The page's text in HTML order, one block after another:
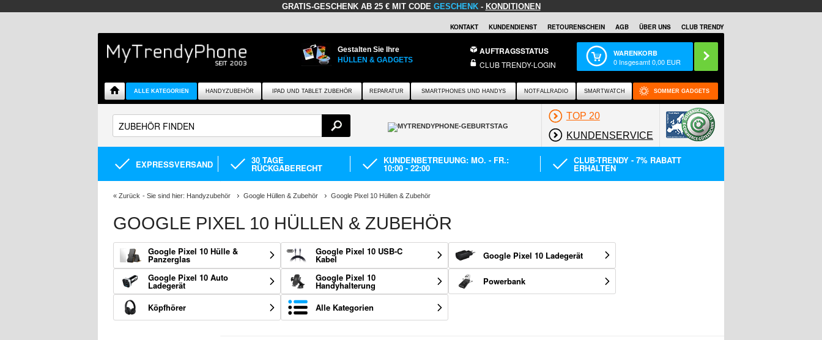
GRATIS-GESCHENK AB 25 € MIT CODE GESCHENK- KONDITIONEN
KONTAKT KUNDENDIENST RETOURENSCHEIN AGB ÜBER UNS CLUB TRENDY
Gestalten Sie Ihre
HÜLLEN & GADGETS
AUFTRAGSSTATUS
CLUB TRENDY-LOGIN
WARENKORB
0 Insgesamt0,00 EUR
ALLE KATEGORIEN HANDYZUBEHÖR IPAD UND TABLET ZUBEHÖR REPARATUR SMARTPHONES UND HANDYS NOTFALLRADIO SMARTWATCH SOMMER GADGETS
TOP 20
KUNDENSERVICE
EXPRESSVERSAND 30 TAGE
RÜCKGABERECHT
KUNDENBETREUUNG: MO. - FR.:
10:00 - 22:00
CLUB-TRENDY - 7% RABATT
ERHALTEN
« Zurück - Sie sind hier: Handyzubehör Google Hüllen & Zubehör Google Pixel 10 Hüllen & Zubehör
GOOGLE PIXEL 10 HÜLLEN & ZUBEHÖR
Google Pixel 10 Hülle &
Panzerglas
Google Pixel 10 USB-C
Kabel
Google Pixel 10 Ladegerät
Google Pixel 10 Auto
Ladegerät
Google Pixel 10
Handyhalterung Powerbank
Köpfhörer Alle Kategorien